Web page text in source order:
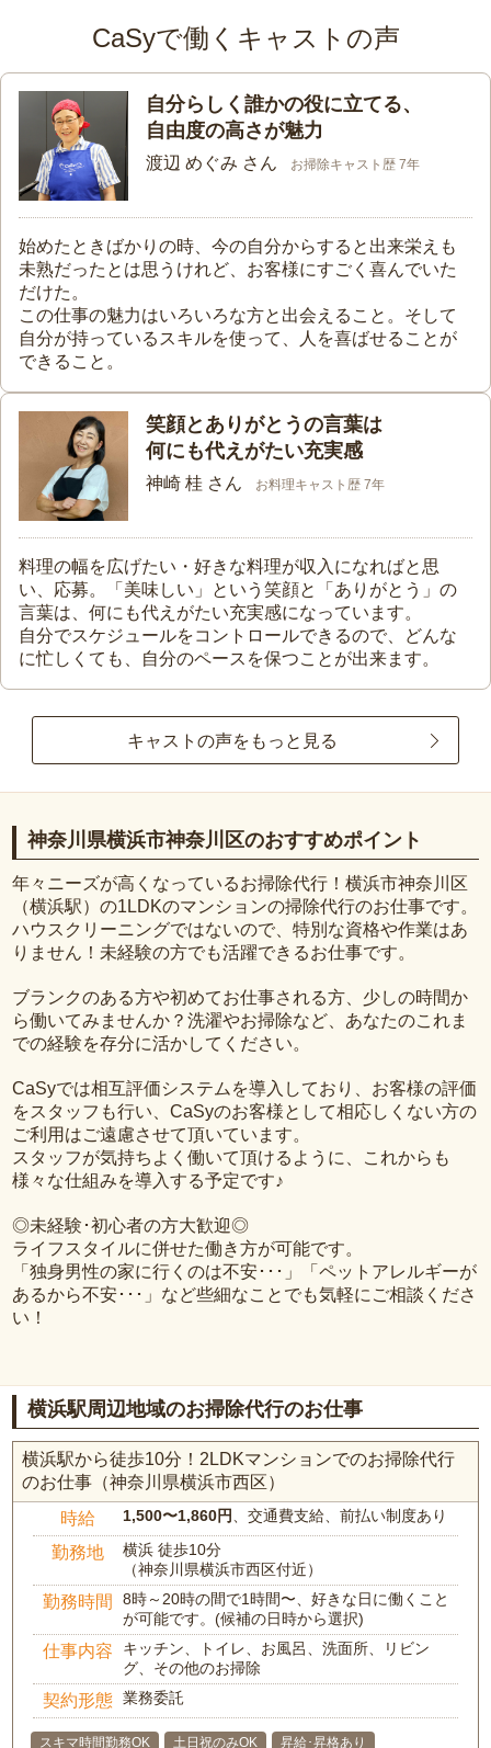
CaSyで働くキャストの声
自分らしく誰かの役に立てる、
自由度の高さが魅力
渡辺 めぐみ さん お掃除キャスト歴 7年
始めたときばかりの時、今の自分からすると出来栄えも
未熟だったとは思うけれど、お客様にすごく喜んでいた
だけた。
この仕事の魅力はいろいろな方と出会えること。そして
自分が持っているスキルを使って、人を喜ばせることが
できること。
笑顔とありがとうの言葉は
何にも代えがたい充実感
神崎 桂 さん お料理キャスト歴 7年
料理の幅を広げたい・好きな料理が収入になればと思
い、応募。「美味しい」という笑顔と「ありがとう」の
言葉は、何にも代えがたい充実感になっています。
自分でスケジュールをコントロールできるので、どんな
に忙しくても、自分のペースを保つことが出来ます。
キャストの声をもっと見る
神奈川県横浜市神奈川区のおすすめポイント
年々ニーズが高くなっているお掃除代行！横浜市神奈川区
（横浜駅）の1LDKのマンションの掃除代行のお仕事です。
ハウスクリーニングではないので、特別な資格や作業はあ
りません！未経験の方でも活躍できるお仕事です。
ブランクのある方や初めてお仕事される方、少しの時間か
ら働いてみませんか？洗濯やお掃除など、あなたのこれま
での経験を存分に活かしてください。
CaSyでは相互評価システムを導入しており、お客様の評価
をスタッフも行い、CaSyのお客様として相応しくない方の
ご利用はご遠慮させて頂いています。
スタッフが気持ちよく働いて頂けるように、これからも
様々な仕組みを導入する予定です♪
◎未経験･初心者の方大歓迎◎
ライフスタイルに併せた働き方が可能です。
「独身男性の家に行くのは不安･･･」「ペットアレルギーが
あるから不安･･･」など些細なことでも気軽にご相談くださ
い！
横浜駅周辺地域のお掃除代行のお仕事
横浜駅から徒歩10分！2LDKマンションでのお掃除代行
のお仕事（神奈川県横浜市西区）
時給 1,500〜1,860円、交通費支給、前払い制度あり
勤務地
横浜 徒歩10分
（神奈川県横浜市西区付近）
勤務時間
8時～20時の間で1時間〜、好きな日に働くこと
が可能です。(候補の日時から選択)
仕事内容
キッチン、トイレ、お風呂、洗面所、リビン
グ、その他のお掃除
契約形態 業務委託
スキマ時間勤務OK 土日祝のみOK 昇給･昇格あり